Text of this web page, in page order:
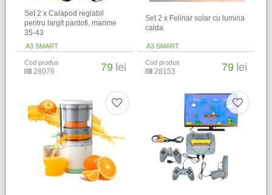
Set 2 x Calapod reglabil
pentru largit pantofi, marime
35-43
A3 SMART
Cod produs
28076 79 lei
Set 2 x Felinar solar cu lumina
calda
A3 SMART
Cod produs
28153 79 lei